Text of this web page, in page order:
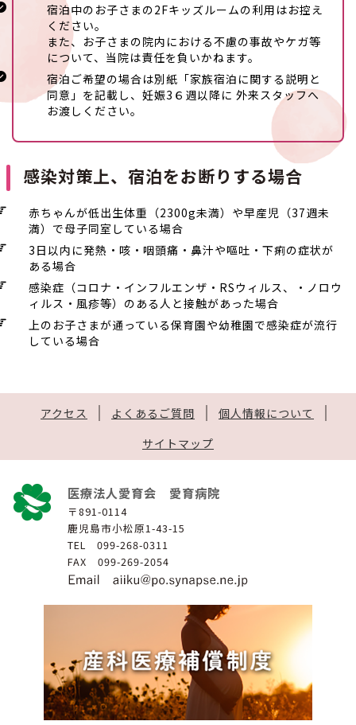
宿泊中のお子さまの2Fキッズルームの利用はお控え
ください。
また、お子さまの院内における不慮の事故やケガ等
について、当院は責任を負いかねます。
宿泊ご希望の場合は別紙「家族宿泊に関する説明と
同意」を記載し、妊娠3６週以降に 外来スタッフへ
お渡しください。
感染対策上、宿泊をお断りする場合
赤ちゃんが低出生体重（2300g未満）や早産児（37週未
満）で母子同室している場合
3日以内に発熱・咳・咽頭痛・鼻汁や嘔吐・下痢の症状が
ある場合
感染症（コロナ・インフルエンザ・RSウィルス、・ノロウ
ィルス・風疹等）のある人と接触があった場合
上のお子さまが通っている保育園や幼稚園で感染症が流行
している場合
アクセス よくあるご質問
個人情報について
サイトマップ
医療法人愛育会 愛育病院
〒891-0114
鹿児島市小松原1-43-15
TEL 099-268-0311
FAX 099-269-2054